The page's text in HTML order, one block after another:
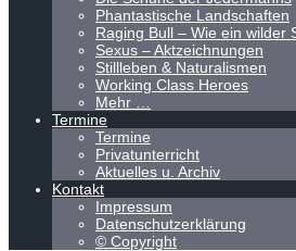
Phantastische Landschaften
Raging Bull – Wie ein wilder
Sexus – Aktzeichnungen
Stillleben & Naturalismen
Working Class Heroes
Mehr …
Termine
Termine
Privatunterricht
Aktuelles u. Archiv
Kontakt
Impressum
Datenschutzerklärung
© Copyright